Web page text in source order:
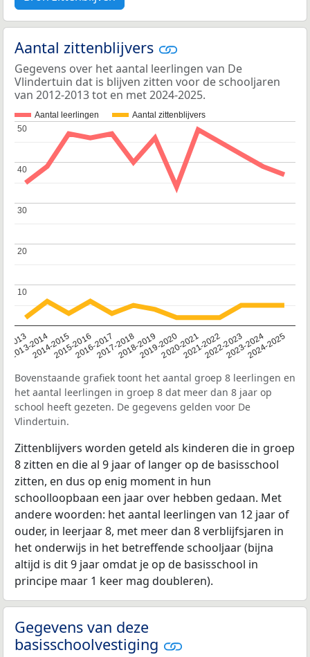
Aantal zittenblijvers
Gegevens over het aantal leerlingen van De
Vlindertuin dat is blijven zitten voor de schooljaren
van 2012-2013 tot en met 2024-2025.
Aantal leerlingen Aantal zittenblijvers
2013
2013-2014
2014-20152015-20162016-20172017-20182018-20192019-20202020-20212021-20222022-20232023-20242024-2025
10
10
20
20
30
30
40
40
50
50
Bovenstaande grafiek toont het aantal groep 8 leerlingen en
het aantal leerlingen in groep 8 dat meer dan 8 jaar op
school heeft gezeten. De gegevens gelden voor De
Vlindertuin.
Zittenblijvers worden geteld als kinderen die in groep
8 zitten en die al 9 jaar of langer op de basisschool
zitten, en dus op enig moment in hun
schoolloopbaan een jaar over hebben gedaan. Met
andere woorden: het aantal leerlingen van 12 jaar of
ouder, in leerjaar 8, met meer dan 8 verblijfsjaren in
het onderwijs in het betreffende schooljaar (bijna
altijd is dit 9 jaar omdat je op de basisschool in
principe maar 1 keer mag doubleren).
Gegevens van deze
basisschoolvestiging